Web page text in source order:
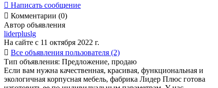
 Написать сообщение
 Комментарии (0)
Автор объявления
liderpluslg
На сайте с 11 октября 2022 г.
 Все объявления пользователя (2)
Тип объявления: Предложение, продаю
Если вам нужна качественная, красивая, функциональная и
экологичная корпусная мебель, фабрика Лидер Плюс готова